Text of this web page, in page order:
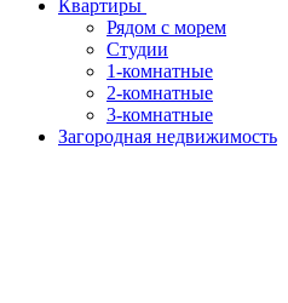
Квартиры
Рядом с морем
Студии
1-комнатные
2-комнатные
3-комнатные
Загородная недвижимость